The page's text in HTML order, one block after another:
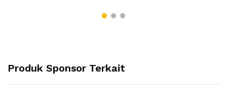
Produk Sponsor Terkait